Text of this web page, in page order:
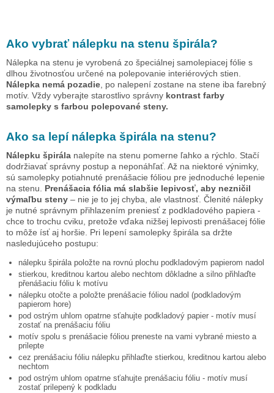
Ako vybrať nálepku na stenu špirála?
Nálepka na stenu je vyrobená zo špeciálnej samolepiacej fólie s
dlhou životnosťou určené na polepovanie interiérových stien.
Nálepka nemá pozadie , po nalepení zostane na stene iba farebný
motív. Vždy vyberajte starostlivo správny kontrast farby
samolepky s farbou polepované steny.
Ako sa lepí nálepka špirála na stenu?
Nálepku špirála nalepíte na stenu pomerne ľahko a rýchlo. Stačí
dodržiavať správny postup a neponáhľať. Až na niektoré výnimky,
sú samolepky potiahnuté prenášacie fóliou pre jednoduché lepenie
na stenu. Prenášacia fólia má slabšie lepivosť, aby nezničil
výmaľbu steny – nie je to jej chyba, ale vlastnosť. Členité nálepky
je nutné správnym přihlazením preniesť z podkladového papiera -
chce to trochu cviku, pretože vďaka nižšej lepivosti prenášacej fólie
to môže ísť aj horšie. Pri lepení samolepky špirála sa držte
nasledujúceho postupu:
nálepku špirálapoložte na rovnú plochu podkladovým papierom nadol
stierkou, kreditnou kartou alebo nechtom dôkladne a silno přihlaďte
přenášaciu fóliu k motívu
nálepku otočte a položte prenášacie fóliou nadol (podkladovým
papierom hore)
pod ostrým uhlom opatrne sťahujte podkladový papier - motív musí
zostať na prenášaciu fóliu
motív spolu s prenášacie fóliou preneste na vami vybrané miesto a
prilepte
cez prenášaciu fóliu nálepku přihlaďte stierkou, kreditnou kartou alebo
nechtom
pod ostrým uhlom opatrne sťahujte prenášaciu fóliu - motív musí
zostať prilepený k podkladu